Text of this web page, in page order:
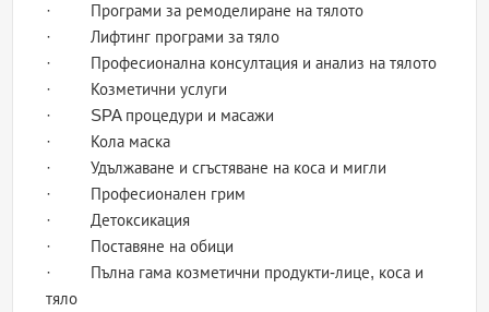
· Програми за ремоделиране на тялото
· Лифтинг програми за тяло
· Професионална консултация и анализ на тялото
· Козметични услуги
· SPA процедури и масажи
· Кола маска
· Удължаване и сгъстяване на коса и мигли
· Професионален грим
· Детоксикация
· Поставяне на обици
· Пълна гама козметични продукти-лице, коса и
тяло